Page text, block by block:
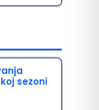
sezoni